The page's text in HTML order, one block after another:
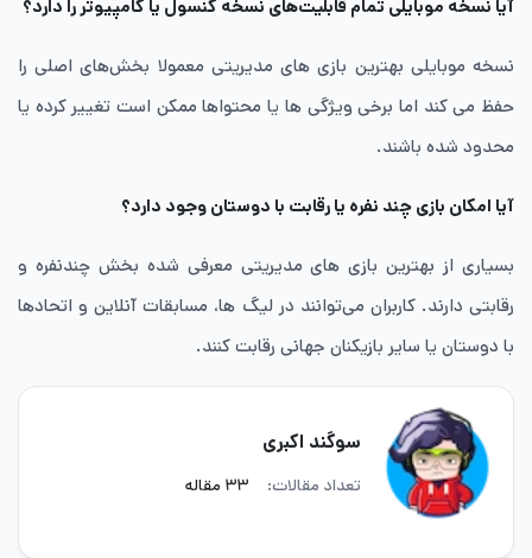
آیا نسخه موبایلی تمام قابلیت‌های نسخه کنسول یا کامپیوتر را دارد؟
نسخه موبایلی بهترین بازی های مدیریتی معمولا بخش‌های اصلی را
حفظ می کند اما برخی ویژگی ها یا محتواها ممکن است تغییر کرده یا
محدود شده باشند.
آیا امکان بازی چند نفره یا رقابت با دوستان وجود دارد؟
بسیاری از بهترین بازی های مدیریتی معرفی شده بخش چندنفره و
رقابتی دارند. کاربران می‌توانند در لیگ ها، مسابقات آنلاین و اتحادها
با دوستان یا سایر بازیکنان جهانی رقابت کنند.
سوگند اکبری
تعداد مقالات: ۳۳ مقاله